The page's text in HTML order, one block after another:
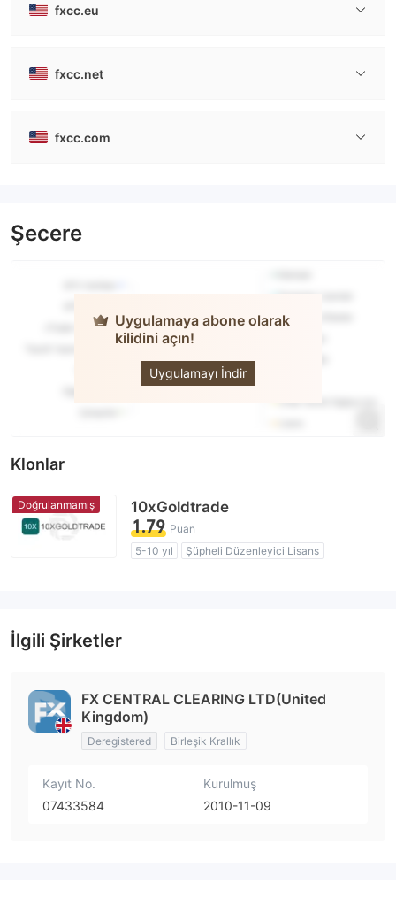
fxcc.eu
fxcc.net
fxcc.com
Şecere
Uygulamaya abone olarak
kilidini açın!
Uygulamayı İndir
Klonlar
Doğrulanmamış 10xGoldtrade
1.79 Puan
5-10 yıl
Şüpheli Düzenleyici Lisans
İlgili Şirketler
FX CENTRAL CLEARING LTD(United
Kingdom)
Deregistered Birleşik Krallık
Kayıt No.
07433584
Kurulmuş
2010-11-09